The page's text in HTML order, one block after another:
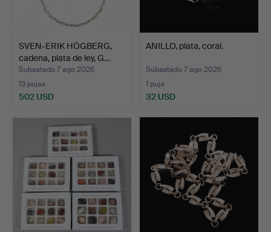
SVEN-ERIK HÖGBERG,
cadena, plata de ley, G…
Subastado 7 ago 2026
13 pujas
502 USD
ANILLO, plata, coral.
Subastado 7 ago 2026
1 puja
32 USD